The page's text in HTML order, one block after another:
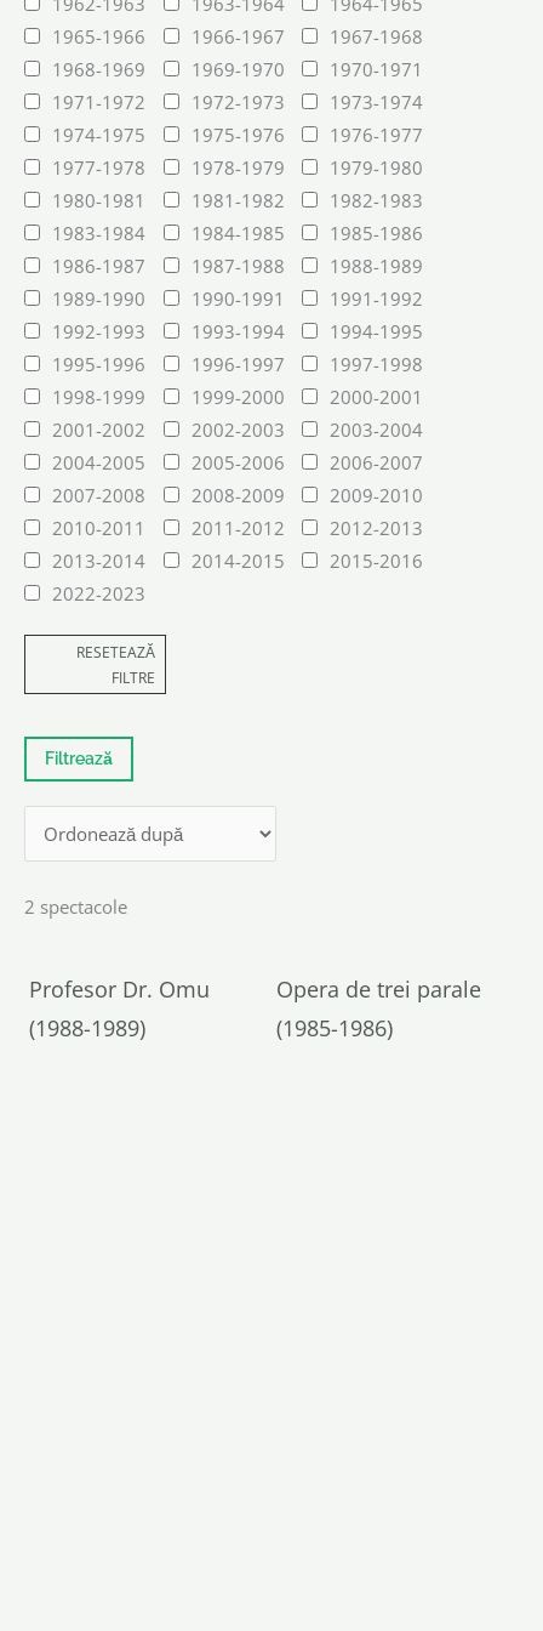
1965-1966
1966-1967
1967-1968
1968-1969
1969-1970
1970-1971
1971-1972
1972-1973
1973-1974
1974-1975
1975-1976
1976-1977
1977-1978
1978-1979
1979-1980
1980-1981
1981-1982
1982-1983
1983-1984
1984-1985
1985-1986
1986-1987
1987-1988
1988-1989
1989-1990
1990-1991
1991-1992
1992-1993
1993-1994
1994-1995
1995-1996
1996-1997
1997-1998
1998-1999
1999-2000
2000-2001
2001-2002
2002-2003
2003-2004
2004-2005
2005-2006
2006-2007
2007-2008
2008-2009
2009-2010
2010-2011
2011-2012
2012-2013
2013-2014
2014-2015
2015-2016
2022-2023
RESETEAZĂ
FILTRE
2 spectacole
Profesor Dr. Omu
(1988-1989)
Opera de trei parale
(1985-1986)